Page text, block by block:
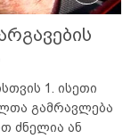
1. ისეთი
გამრავლება
ძნელია ან